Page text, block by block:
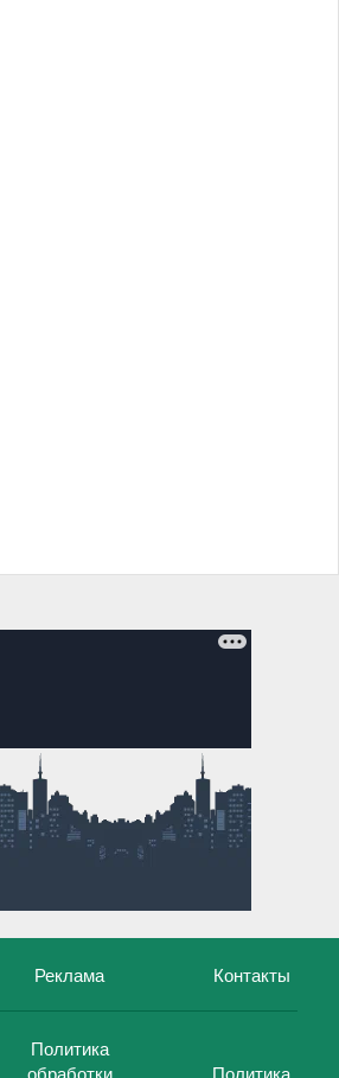
Реклама Контакты
Политика
обработки
Политика